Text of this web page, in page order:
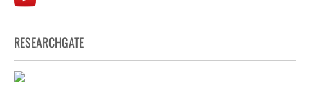
RESEARCHGATE